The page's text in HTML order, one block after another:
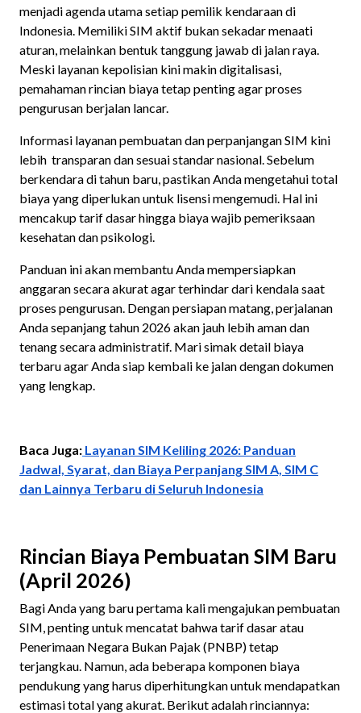
menjadi agenda utama setiap pemilik kendaraan di
Indonesia. Memiliki SIM aktif bukan sekadar menaati
aturan, melainkan bentuk tanggung jawab di jalan raya.
Meski layanan kepolisian kini makin digitalisasi,
pemahaman rincian biaya tetap penting agar proses
pengurusan berjalan lancar.
Informasi layanan pembuatan dan perpanjangan SIM kini
lebih transparan dan sesuai standar nasional. Sebelum
berkendara di tahun baru, pastikan Anda mengetahui total
biaya yang diperlukan untuk lisensi mengemudi. Hal ini
mencakup tarif dasar hingga biaya wajib pemeriksaan
kesehatan dan psikologi.
Panduan ini akan membantu Anda mempersiapkan
anggaran secara akurat agar terhindar dari kendala saat
proses pengurusan. Dengan persiapan matang, perjalanan
Anda sepanjang tahun 2026 akan jauh lebih aman dan
tenang secara administratif. Mari simak detail biaya
terbaru agar Anda siap kembali ke jalan dengan dokumen
yang lengkap.
Baca Juga: Layanan SIM Keliling 2026: Panduan
Jadwal, Syarat, dan Biaya Perpanjang SIM A, SIM C
dan Lainnya Terbaru di Seluruh Indonesia
Rincian Biaya Pembuatan SIM Baru
(April 2026)
Bagi Anda yang baru pertama kali mengajukan pembuatan
SIM, penting untuk mencatat bahwa tarif dasar atau
Penerimaan Negara Bukan Pajak (PNBP) tetap
terjangkau. Namun, ada beberapa komponen biaya
pendukung yang harus diperhitungkan untuk mendapatkan
estimasi total yang akurat. Berikut adalah rinciannya: